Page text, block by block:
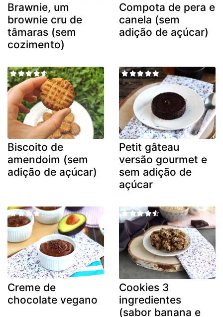
Brawnie, um
brownie cru de
tâmaras (sem
cozimento)
Compota de pera e
canela (sem
adição de açúcar)
Biscoito de
amendoim (sem
adição de açúcar)
Petit gâteau
versão gourmet e
sem adição de
açúcar
Creme de
chocolate vegano
Cookies 3
ingredientes
(sabor banana e